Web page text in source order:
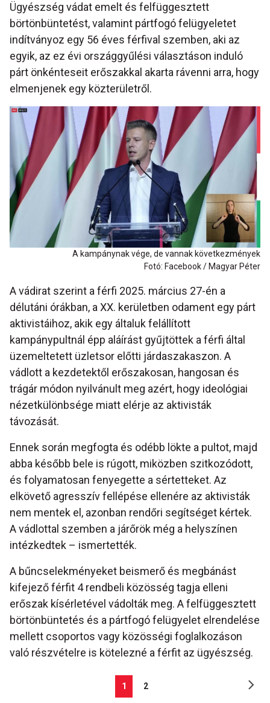
Ügyészség vádat emelt és felfüggesztett
börtönbüntetést, valamint pártfogó felügyeletet
indítványoz egy 56 éves férfival szemben, aki az
egyik, az ez évi országgyűlési választáson induló
párt önkénteseit erőszakkal akarta rávenni arra, hogy
elmenjenek egy közterületről.
A kampánynak vége, de vannak következmények
Fotó: Facebook / Magyar Péter
A vádirat szerint a férfi 2025. március 27-én a
délutáni órákban, a XX. kerületben odament egy párt
aktivistáihoz, akik egy általuk felállított
kampánypultnál épp aláírást gyűjtöttek a férfi által
üzemeltetett üzletsor előtti járdaszakaszon. A
vádlott a kezdetektől erőszakosan, hangosan és
trágár módon nyilvánult meg azért, hogy ideológiai
nézetkülönbsége miatt elérje az aktivisták
távozását.
Ennek során megfogta és odébb lökte a pultot, majd
abba később bele is rúgott, miközben szitkozódott,
és folyamatosan fenyegette a sértetteket. Az
elkövető agresszív fellépése ellenére az aktivisták
nem mentek el, azonban rendőri segítséget kértek.
A vádlottal szemben a járőrök még a helyszínen
intézkedtek – ismertették.
A bűncselekményeket beismerő és megbánást
kifejező férfit 4 rendbeli közösség tagja elleni
erőszak kísérletével vádolták meg. A felfüggesztett
börtönbüntetés és a pártfogó felügyelet elrendelése
mellett csoportos vagy közösségi foglalkozáson
való részvételre is kötelezné a férfit az ügyészség.
1 2